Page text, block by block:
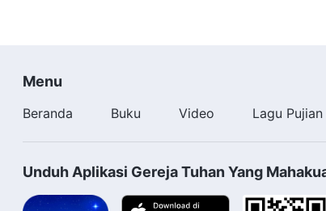
Menu
Beranda Buku Video Lagu Pujian
Unduh Aplikasi Gereja Tuhan Yang